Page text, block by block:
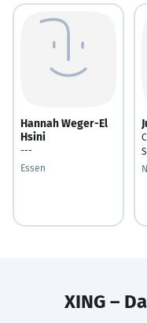
Hannah Weger-El
Hsini
---
Essen
XING –